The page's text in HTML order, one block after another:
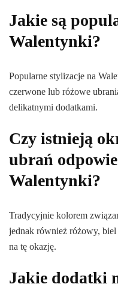
Jakie są
Walentynki?
Popularne stylizacje na
czerwone lub różowe
delikatnymi dodatkami.
Czy istnieją
ubrań
Walentynki?
Tradycyjnie kolorem
jednak również różowy,
na tę okazję.
Jakie dodatki